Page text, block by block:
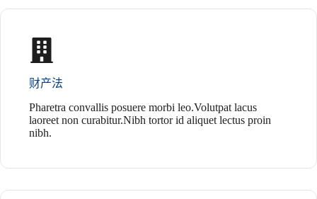
财产法
Pharetra convallis posuere morbi leo.Volutpat lacus
laoreet non curabitur.Nibh tortor id aliquet lectus proin
nibh.